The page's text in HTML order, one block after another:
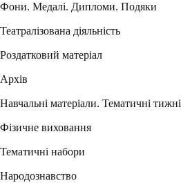
Фони. Медалі. Дипломи. Подяки
Театралізована діяльність
Роздатковий матеріал
Архів
Навчальні матеріали. Тематичні тижні
Фізичне виховання
Тематичні набори
Народознавство